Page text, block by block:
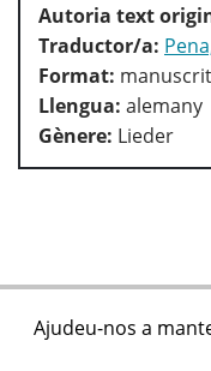
Autoria text
Traductor/a:
Format: manuscrit
Llengua: alemany
Gènere: Lieder
Ajudeu-nos a